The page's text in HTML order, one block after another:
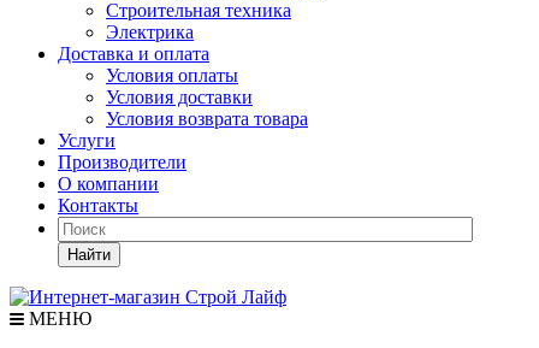
Строительная техника
Электрика
Доставка и оплата
Условия оплаты
Условия доставки
Условия возврата товара
Услуги
Производители
О компании
Контакты
Найти
МЕНЮ